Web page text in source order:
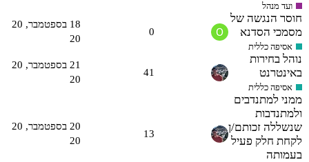
ועד מנהל
חוסר הנגשה של
מסמכי הסדנא
אסיפה כללית
0
18 בספטמבר,‏ 20
20
נוהל בחירות
באינטרנט
אסיפה כללית
41
21 בספטמבר,‏ 20
20
ממני למתנדבים
ולמתנדבות
שנשללה זכותם/ן
לקחת חלק פעיל
בעמותה
13
20 בספטמבר,‏ 20
20